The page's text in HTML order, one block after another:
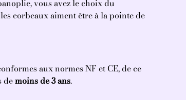
vous avez le choix du
corbeaux aiment être à la pointe de
aux normes NF et CE, de ce
demoins de 3 ans.